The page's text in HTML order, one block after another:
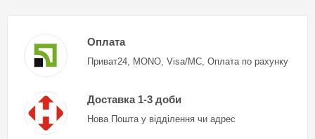
Оплата
Приват24, MONO, Visa/MC, Оплата по рахунку
Доставка 1-3 доби
Нова Пошта у відділення чи адрес